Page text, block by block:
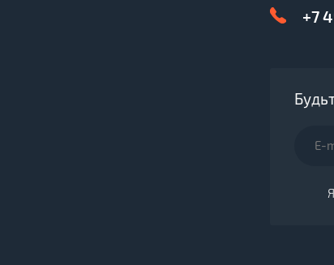
+7